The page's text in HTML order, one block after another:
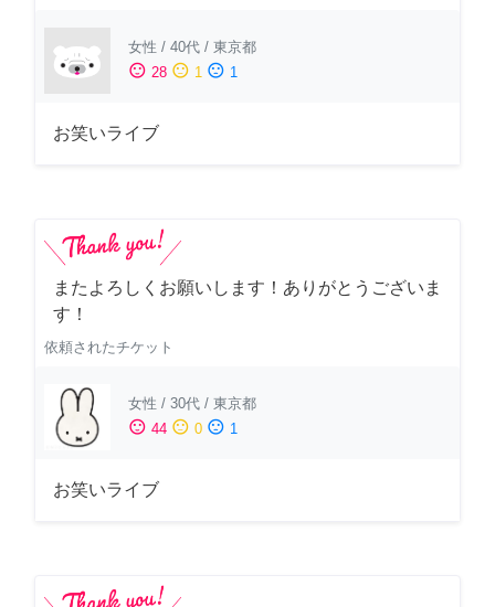
女性 / 40代 / 東京都
sentiment_satisfied 28 sentiment_neutral 1 sentiment_dissatisfied 1
お笑いライブ
またよろしくお願いします！ありがとうございま
す！
依頼されたチケット
女性 / 30代 / 東京都
sentiment_satisfied 44 sentiment_neutral 0 sentiment_dissatisfied 1
お笑いライブ